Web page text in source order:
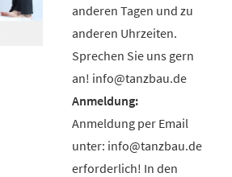
anderen Tagen und zu
anderen Uhrzeiten.
Sprechen Sie uns gern
an! info@tanzbau.de
Anmeldung per Email
unter: info@tanzbau.de
erforderlich! In den